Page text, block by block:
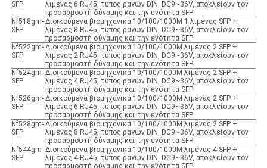
SFP
λιμένας 6 RJ45, τύπος ραγών DIN, DC9~36V, αποκλείουν τον
προσαρμοστή δύναμης και την ενότητα SFP
Nf518gm-
SFP
Διοικούμενα βιομηχανικά 10/100/1000M 1 λιμένας SFP +
λιμένας 8 RJ45, τύπος ραγών DIN, DC9~36V, αποκλείουν τον
προσαρμοστή δύναμης και την ενότητα SFP
Nf522gm-
SFP
Διοικούμενα βιομηχανικά 10/100/1000M λιμένας 2 SFP +
λιμένας 2 RJ45, τύπος ραγών DIN, DC9~36V, αποκλείουν τον
προσαρμοστή δύναμης και την ενότητα SFP
Nf524gm-
SFP
Διοικούμενα βιομηχανικά 10/100/1000M λιμένας 2 SFP +
λιμένας 4 RJ45, τύπος ραγών DIN, DC9~36V, αποκλείουν τον
προσαρμοστή δύναμης και την ενότητα SFP
Nf526gm-
SFP
Διοικούμενα βιομηχανικά 10/100/1000M λιμένας 2 SFP +
λιμένας 6 RJ45, τύπος ραγών DIN, DC9~36V, αποκλείουν τον
προσαρμοστή δύναμης και την ενότητα SFP
Nf528gm-
SFP
Διοικούμενα βιομηχανικά 10/100/1000M λιμένας 2 SFP +
λιμένας 8 RJ45, τύπος ραγών DIN, DC9~36V, αποκλείουν τον
προσαρμοστή δύναμης και την ενότητα SFP
Nf544gm-
SFP
Διοικούμενα βιομηχανικά 10/100/1000M λιμένας 4 SFP +
λιμένας 4 RJ45, τύπος ραγών DIN, DC9~36V, αποκλείουν τον